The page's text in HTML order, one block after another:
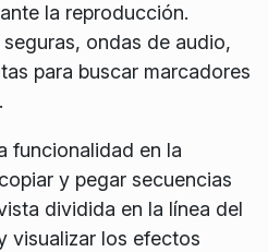
la reproducción.
ondas de audio,
para buscar marcadores
funcionalidad en la
y pegar secuencias
dividida en la línea del
visualizar los efectos